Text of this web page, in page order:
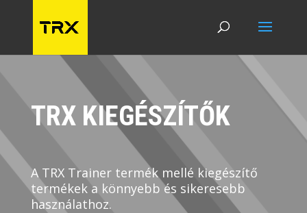
TRX KIEGÉSZÍTŐK
A TRX Trainer termék mellé kiegészítő
termékek a könnyebb és sikeresebb
használathoz.